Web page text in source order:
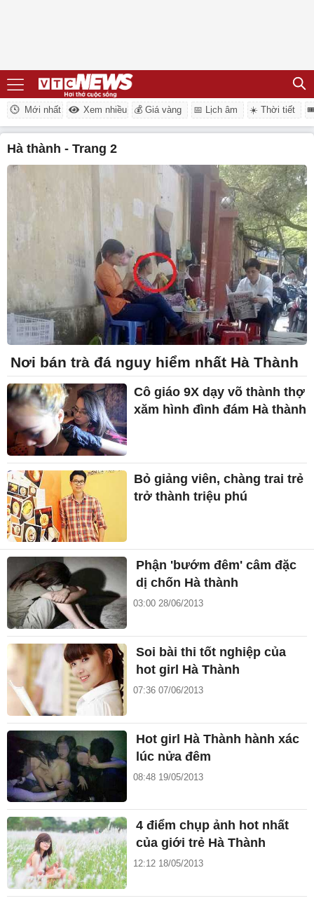
Mới nhất Xem nhiều 💰 Giá vàng 📅 Lịch âm ☀️ Thời tiết
Hà thành - Trang 2
Nơi bán trà đá nguy hiểm nhất Hà Thành
Cô giáo 9X dạy võ thành thợ
xăm hình đình đám Hà thành
Bỏ giảng viên, chàng trai trẻ
trở thành triệu phú
Phận 'bướm đêm' câm đặc
dị chốn Hà thành
03:00 28/06/2013
Soi bài thi tốt nghiệp của
hot girl Hà Thành
07:36 07/06/2013
Hot girl Hà Thành hành xác
lúc nửa đêm
08:48 19/05/2013
4 điểm chụp ảnh hot nhất
của giới trẻ Hà Thành
12:12 18/05/2013